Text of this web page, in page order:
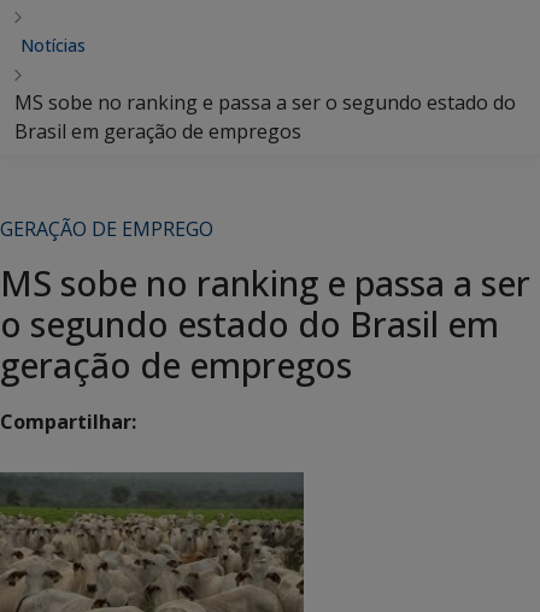
Notícias
MS sobe no ranking e passa a ser o segundo estado do
Brasil em geração de empregos
GERAÇÃO DE EMPREGO
MS sobe no ranking e passa a ser
o segundo estado do Brasil em
geração de empregos
Compartilhar: